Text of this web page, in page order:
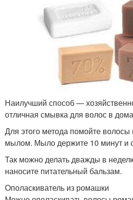
Наилучший способ —
отличная смывка для волос в
Для этого метода помойте
мылом. Мыло держите 10 минут и
Так можно делать дважды в
наносите питательный бальзам.
Ополаскиватель из ромашки